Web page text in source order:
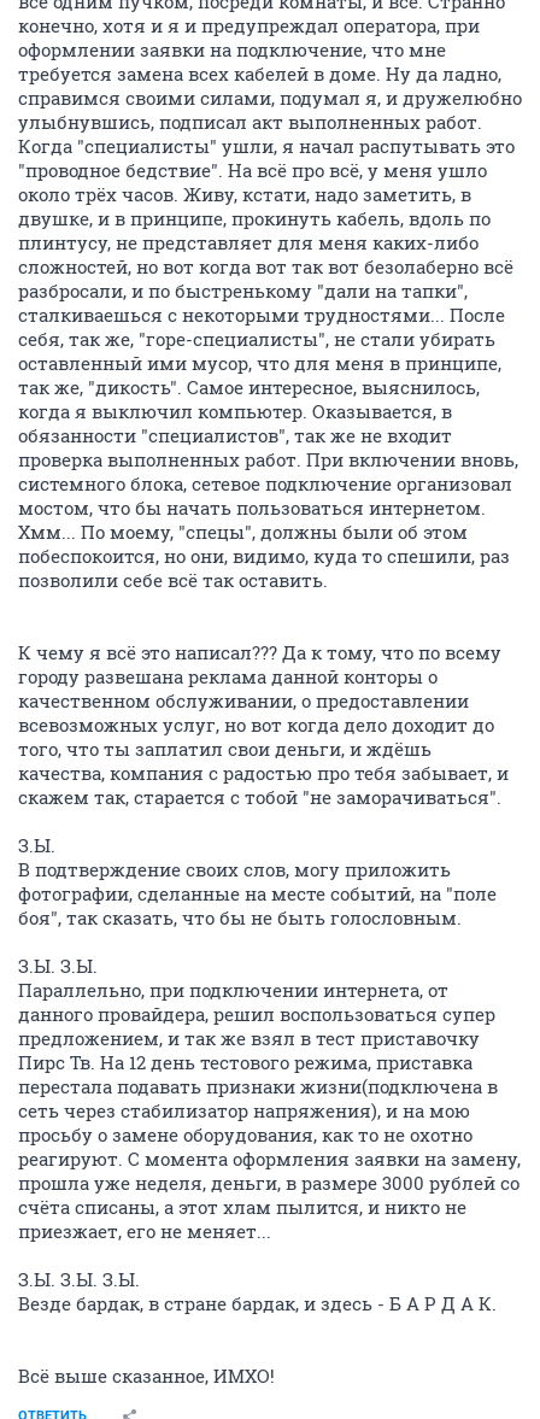
На cn форуме пишут про проблемы, но видимо
делать ничего не хотят (большую часть постов не
публикуют...)
http://www.cn.ru/forum/showpost.php?
p=1856953559&postcount=2133
Суппорт туповатый, кроме выключить и включить
маршрутизатор ничего не скажет...
Завтра технический специалист свяжется, а пока
думаю на что менять ЭГ, кто что посоветует?
Спасибо.
ОТВЕТИТЬ
Человерт
activist
26 декабря 2013 Flaer
Если нужен только качественный интернет, то НИР.
ОТВЕТИТЬ
Bill_Kill
Завтра технический специалист свяжется, а пока думаю на что
менять ЭГ, кто что посоветует?
Комгейт конечно, туда уже давно абоненты НТК
толпами уходят...
Говорят, качество "несравненное" с НТК ...
Человерт
activist
26 декабря 2013
Я пока в больнице лежал... подключил соседей по
палате) к новотелекому. Больше так делать не буду.
ОТВЕТИТЬ
Thuma
26 декабря 2013 Flaer
Такая же история произошла и со мной. Был
абонентом НовАктТв(Твой интернет), был очень
доволен как качеством связи, так и техподдержкой.
сделали абонентов Ростелекома. При этом изменили
некоторые особенности тарифного плана(!!!).
другого оператора, для чего, по совету всевозможных